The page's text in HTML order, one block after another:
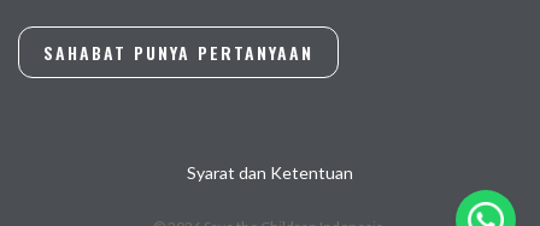
SAHABAT PUNYA PERTANYAAN
Syarat dan Ketentuan